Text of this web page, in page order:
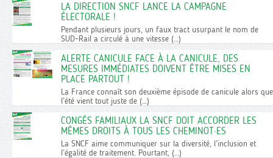
LA DIRECTION SNCF LANCE LA CAMPAGNE
ÉLECTORALE !
Pendant plusieurs jours, un faux tract usurpant le nom de
SUD-Rail a circulé à une vitesse (…)
ALERTE CANICULE FACE À LA CANICULE, DES
MESURES IMMÉDIATES DOIVENT ÊTRE MISES EN
PLACE PARTOUT !
La France connaît son deuxième épisode de canicule alors que
l’été vient tout juste de (…)
CONGÉS FAMILIAUX LA SNCF DOIT ACCORDER LES
MÊMES DROITS À TOUS LES CHEMINOT·ES
La SNCF aime communiquer sur la diversité, l’inclusion et
l’égalité de traitement. Pourtant, (…)